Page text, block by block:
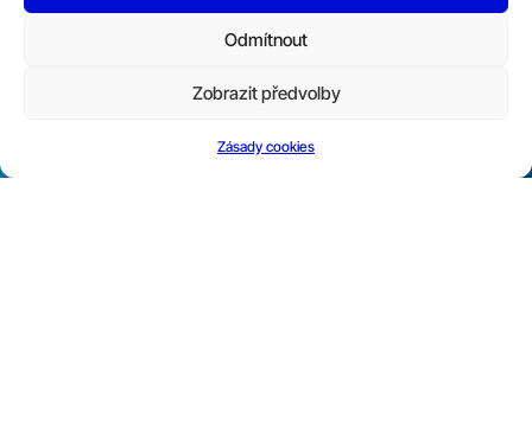
Odmítnout
Zobrazit předvolby
Zásady cookies